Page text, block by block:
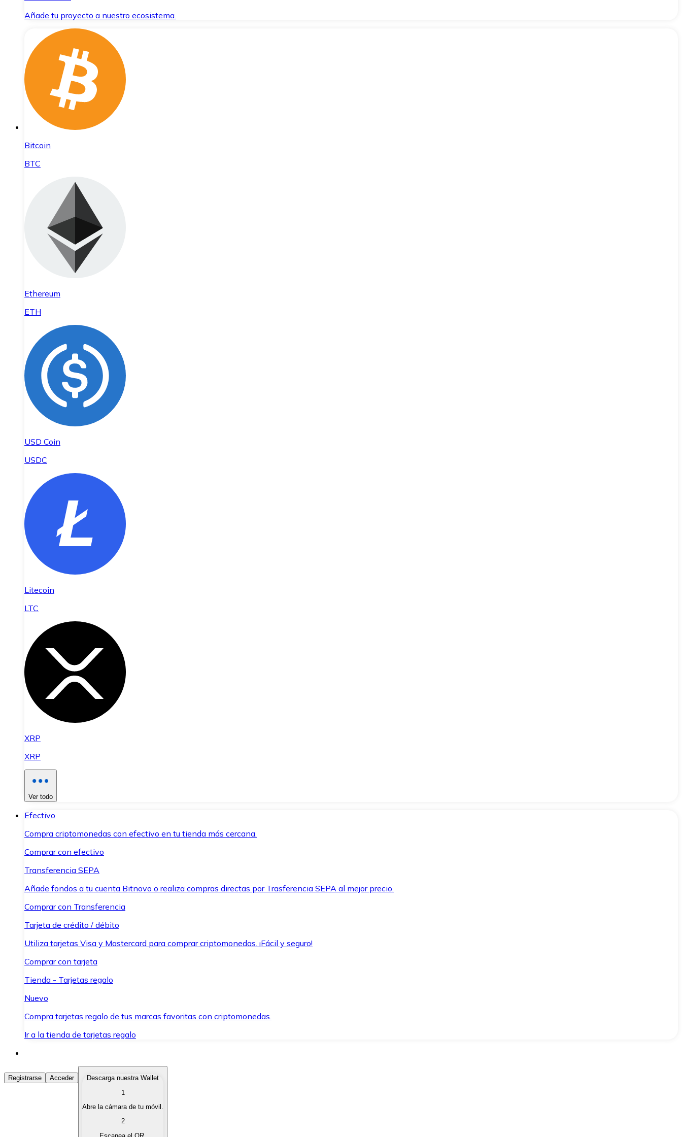
Añade tu proyecto a nuestro ecosistema.
Bitcoin
BTC
Ethereum
ETH
USD Coin
USDC
Litecoin
LTC
XRP
XRP
Ver todo
Efectivo
Compra criptomonedas con efectivo en tu tienda más cercana.
Comprar con efectivo
Transferencia SEPA
Añade fondos a tu cuenta Bitnovo o realiza compras directas por Trasferencia SEPA al mejor precio.
Comprar con Transferencia
Tarjeta de crédito / débito
Utiliza tarjetas Visa y Mastercard para comprar criptomonedas. ¡Fácil y seguro!
Comprar con tarjeta
Tienda - Tarjetas regalo
Nuevo
Compra tarjetas regalo de tus marcas favoritas con criptomonedas.
Ir a la tienda de tarjetas regalo
Comprar Criptomonedas
Compra criptomonedas con diferentes métodos de pago.
Vende tus criptomonedas de forma rápida y segura.
Registrarse Acceder
Descarga nuestra Wallet
1
Abre la cámara de tu móvil.
2